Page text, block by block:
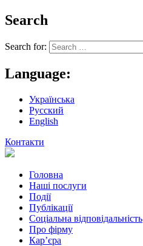
Search
Search for:
Language:
Українська
Русский
English
Контакти
Головна
Наші послуги
Події
Публікації
Соціальна відповідальність
Про фiрму
Кар’єра